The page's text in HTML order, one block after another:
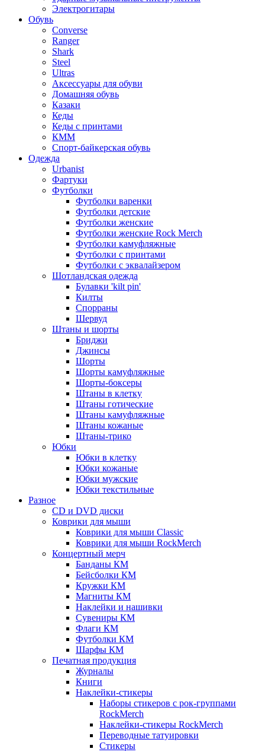
Электрогитары
Обувь
Converse
Ranger
Shark
Steel
Ultras
Аксессуары для обуви
Домашняя обувь
Казаки
Кеды
Кеды с принтами
КММ
Спорт-байкерская обувь
Одежда
Urbanist
Фартуки
Футболки
Футболки варенки
Футболки детские
Футболки женские
Футболки женские Rock Merch
Футболки камуфляжные
Футболки с принтами
Футболки с эквалайзером
Шотландская одежда
Булавки 'kilt pin'
Килты
Спорраны
Шервуд
Штаны и шорты
Бриджи
Джинсы
Шорты
Шорты камуфляжные
Шорты-боксеры
Штаны в клетку
Штаны готические
Штаны камуфляжные
Штаны кожаные
Штаны-трико
Юбки
Юбки в клетку
Юбки кожаные
Юбки мужские
Юбки текстильные
Разное
CD и DVD диски
Коврики для мыши
Коврики для мыши Classic
Коврики для мыши RockMerch
Концертный мерч
Банданы КМ
Бейсболки КМ
Кружки КМ
Магниты КМ
Наклейки и нашивки
Сувениры КМ
Флаги КМ
Футболки КМ
Шарфы КМ
Печатная продукция
Журналы
Книги
Наклейки-стикеры
Наборы стикеров с рок-группами
RockMerch
Наклейки-стикеры RockMerch
Переводные татуировки
Стикеры